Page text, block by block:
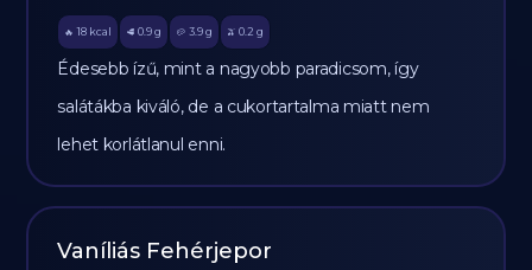
🔥 18 kcal 🥩 0.9 g 🥔 3.9g 🫒 0.2 g
Édesebb ízű, mint a nagyobb paradicsom, így
salátákba kiváló, de a cukortartalma miatt nem
lehet korlátlanul enni.
Vaníliás Fehérjepor